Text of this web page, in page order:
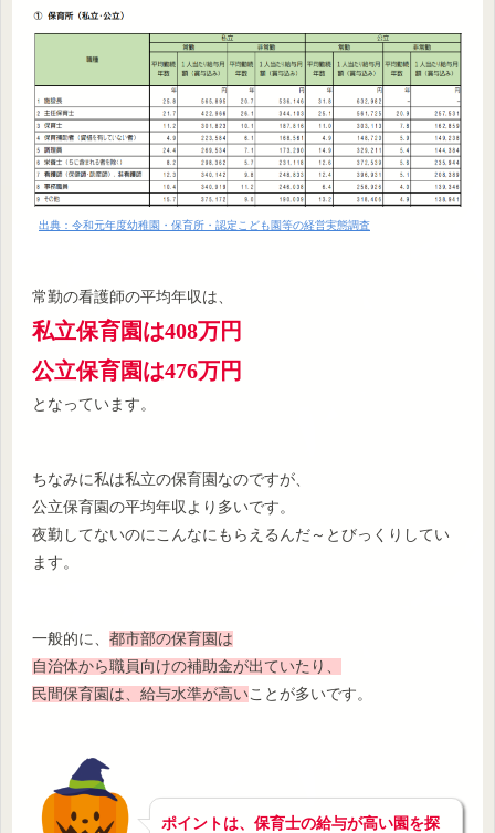
出典：令和元年度幼稚園・保育所・認定こども園等の経営実態調査
常勤の看護師の平均年収は、
私立保育園は408万円
公立保育園は476万円
となっています。
ちなみに私は私立の保育園なのですが、
公立保育園の平均年収より多いです。
夜勤してないのにこんなにもらえるんだ～とびっくりしてい
ます。
一般的に、 都市部の保育園は
自治体から職員向けの補助金が出ていたり、
民間保育園は、給与水準が高いことが多いです。
ポイントは、保育士の給与が高い園 を探